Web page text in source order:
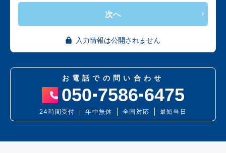
次へ
入力情報は公開されません
お電話での問い合わせ
050 7586 6475
24時間受付 年中無休 全国対応 最短当日